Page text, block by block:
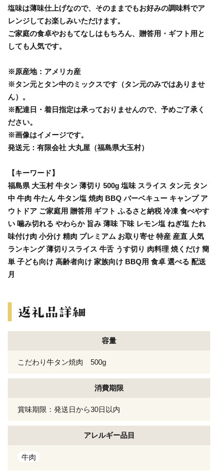
塩味は薄味仕上げなので、そのままでもお好みの調味料でア
レンジしてお楽しみいただけます。
ご家庭の食卓やおもてなしはもちろん、贈答用・ギフト用と
しても人気です。
※原産地：アメリカ産
※タン元とタン中のミックスです（タン元のみではありませ
ん）。
※配達日・着日指定は承っておりませんので、予めご了承く
ださい。
※画像はイメージです。
発送元：有限会社 大丸屋（福島県大玉村）
【キーワード】
福島県 大玉村 牛タン 薄切り 500g 塩味 スライス タン元 タン
中 牛肉 牛たん 牛タン塩 焼肉 BBQ バーベキュー キャンプ ア
ウトドア ご家庭用 贈答用 ギフト ふるさと納税 冷凍 食べやす
い 噛み切れる やわらか 旨み 薄味 下味 レモン塩 ねぎ塩 たれ
味付け肉 小分け 精肉 プレミアム お取り寄せ 特産 産直 人気
ランキング 薄切りスライス 牛舌 うす切り 肉料理 焼くだけ 簡
単 子ども向け 高齢者向け 家族向け BBQ用 食卓 選べる 配送
月
容量
こだわり牛タン焼肉 500g
消費期限
賞味期限：発送日から30日以内
アレルギー品目
牛肉